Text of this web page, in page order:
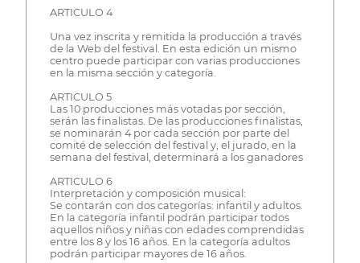
ARTICULO 4
Una vez inscrita y remitida la producción a través
de la Web del festival. En esta edición un mismo
centro puede participar con varias producciones
en la misma sección y categoría.
ARTICULO 5
Las 10 producciones más votadas por sección,
serán las finalistas. De las producciones finalistas,
se nominarán 4 por cada sección por parte del
comité de selección del festival y, el jurado, en la
semana del festival, determinará a los ganadores
ARTICULO 6
Interpretación y composición musical:
Se contarán con dos categorías: infantil y adultos.
En la categoría infantil podrán participar todos
aquellos niños y niñas con edades comprendidas
entre los 8 y los 16 años. En la categoría adultos
podrán participar mayores de 16 años.